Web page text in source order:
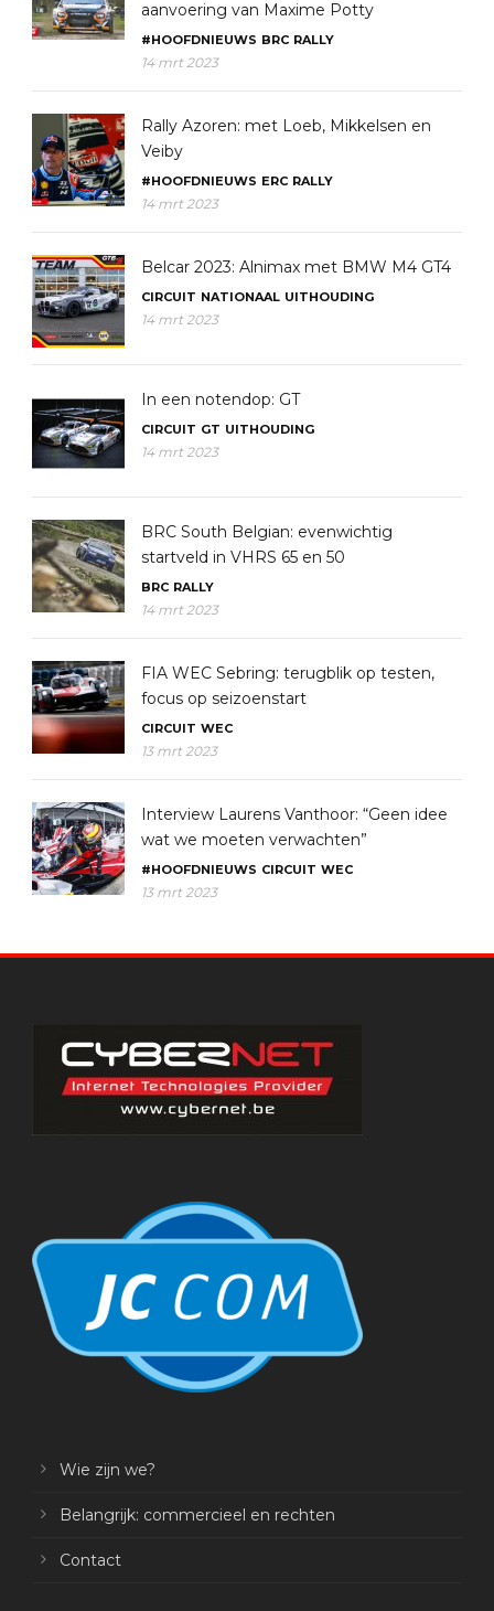
aanvoering van Maxime Potty
#HOOFDNIEUWS BRC RALLY
14 mrt 2023
Rally Azoren: met Loeb, Mikkelsen en
Veiby
#HOOFDNIEUWS ERC RALLY
14 mrt 2023
Belcar 2023: Alnimax met BMW M4 GT4
CIRCUIT NATIONAAL UITHOUDING
14 mrt 2023
In een notendop: GT
CIRCUIT GT UITHOUDING
14 mrt 2023
BRC South Belgian: evenwichtig
startveld in VHRS 65 en 50
BRC RALLY
14 mrt 2023
FIA WEC Sebring: terugblik op testen,
focus op seizoenstart
CIRCUIT WEC
13 mrt 2023
Interview Laurens Vanthoor: “Geen idee
wat we moeten verwachten”
#HOOFDNIEUWS CIRCUIT WEC
13 mrt 2023
Wie zijn we?
Belangrijk: commercieel en rechten
Contact